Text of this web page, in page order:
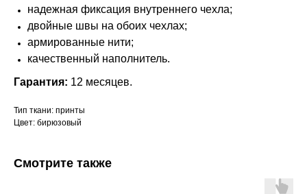
надежная фиксация внутреннего чехла;
двойные швы на обоих чехлах;
армированные нити;
качественный наполнитель.
Гарантия: 12 месяцев.
Тип ткани: принты
Цвет: бирюзовый
Смотрите также